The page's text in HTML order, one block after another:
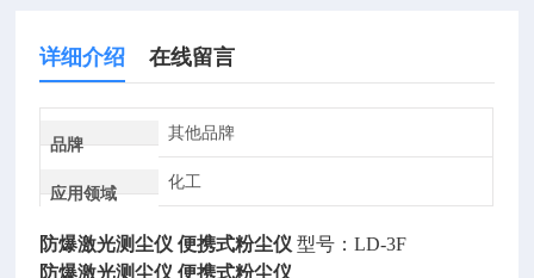
详细介绍 在线留言
品牌
其他品牌
应用领域
化工
防爆激光测尘仪 便携式粉尘仪 型号：LD-3F
防爆激光测尘仪 便携式粉尘仪